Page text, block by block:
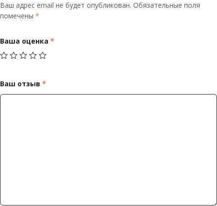
Ваш адрес email не будет опубликован. Обязательные поля
помечены *
Ваша оценка *
Ваш отзыв *